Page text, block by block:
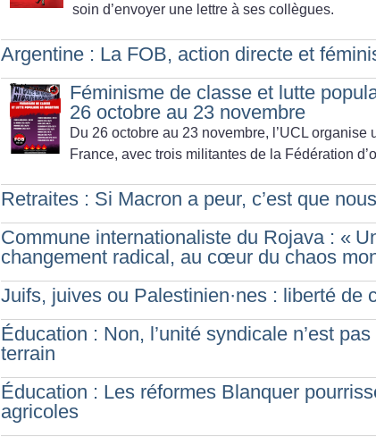
soin d’envoyer une lettre à ses collègues.
Argentine : La FOB, action directe et
Féminisme de classe et lutte
26 octobre au 23 novembre
Du 26 octobre au 23 novembre, l’UCL organise
France, avec trois militantes de la Fédération
Retraites : Si Macron a peur, c’est que
Commune internationaliste du Rojava : «
changement radical, au cœur du chaos
Juifs, juives ou Palestinien·nes : liberté de
Éducation : Non, l’unité syndicale n’est
terrain
Éducation : Les réformes Blanquer
agricoles